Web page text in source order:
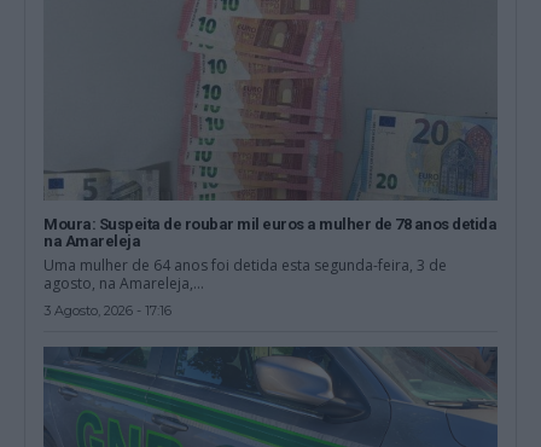
Moura: Suspeita de roubar mil euros a mulher de 78 anos detida
na Amareleja
Uma mulher de 64 anos foi detida esta segunda-feira, 3 de
agosto, na Amareleja,...
3 Agosto, 2026 - 17:16